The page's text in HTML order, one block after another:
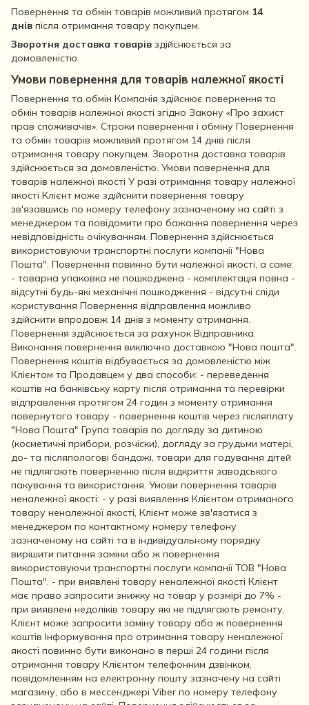
Повернення та обмін товарів можливий протягом 14
днів після отримання товару покупцем.
Зворотня доставка товарів здійснюється за
домовленістю.
Умови повернення для товарів належної якості
Повернення та обмін Компанія здійснює повернення та
обмін товарів належної якості згідно Закону «Про захист
прав споживачів». Строки повернення і обміну Повернення
та обмін товарів можливий протягом 14 днів після
отримання товару покупцем. Зворотня доставка товарів
здійснюється за домовленістю. Умови повернення для
товарів належної якості У разі отримання товару належної
якості Клієнт може здійснити повернення товару
зв'язавшись по номеру телефону зазначеному на сайті з
менеджером та повідомити про бажання повернення через
невідповідність очікуванням. Повернення здійснюється
використовуючи транспортні послуги компанії "Нова
Пошта". Повернення повинно бути належної якості, а саме:
- товарна упаковка не пошкоджена - комплектація повна -
відсутні будь-які механічні пошкодження - відсутні сліди
користування Повернення відправлення можливо
здійснити впродовж 14 днів з моменту отримання.
Повернення здійснюється за рахунок Відправника.
Виконання повернення виключно доставкою "Нова пошта".
Повернення коштів відбувається за домовленістю між
Клієнтом та Продавцем у два способи: - переведення
коштів на банківську карту після отримання та перевірки
відправлення протягом 24 годин з моменту отримання
повернутого товару - повернення коштів через післяплату
"Нова Пошта" Група товарів по догляду за дитиною
(косметичні прибори, розчіски), догляду за грудьми матері,
до- та післяпологові бандажі, товари для годування дітей
не підлягають поверненню після відкриття заводського
пакування та використання. Умови повернення товарів
неналежної якості: - у разі виявлення Клієнтом отриманого
товару неналежної якості, Клієнт може зв'язатися з
менеджером по контактному номеру телефону
зазначеному на сайті та в індивідуальному порядку
вирішити питання заміни або ж повернення
використовуючи транспортні послуги компанії ТОВ "Нова
Пошта". - при виявлені товару неналежної якості Клієнт
має право запросити знижку на товар у розмірі до 7% -
при виявлені недоліків товару які не підлягають ремонту,
Клієнт може запросити заміну товару або ж повернення
коштів Інформування про отримання товару неналежної
якості повинно бути виконано в перші 24 години після
отримання товару Клієнтом телефонним дзвінком,
повідомленням на електронну пошту зазначену на сайті
магазину, або в мессенджері Viber по номеру телефону